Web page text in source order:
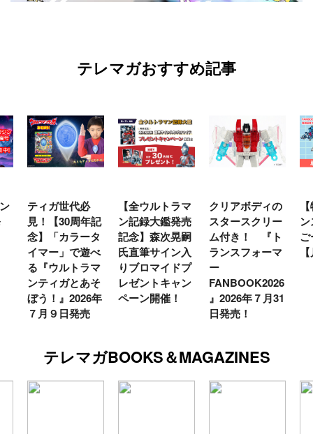
テレマガおすすめ記事
ティガ世代必
見！【30周年記
念】「カラータ
イマー」で遊べ
る『ウルトラマ
ンティガとあそ
ぼう！』2026年
７月９日発売
【全ウルトラマ
ン記録大鑑発売
記念】森次晃嗣
氏直筆サイン入
りブロマイドプ
レゼントキャン
ペーン開催！
クリアボディの
スタースクリー
ム付き！ 『ト
ランスフォーマ
ー
FANBOOK2026
』2026年７月31
日発売！
テレマガBOOKS＆MAGAZINES